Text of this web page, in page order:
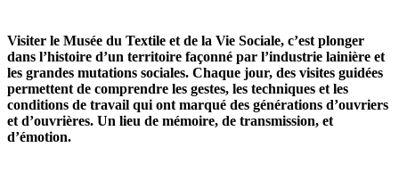
Visiter le Musée du Textile et de la Vie Sociale, c’est plonger
dans l’histoire d’un territoire façonné par l’industrie lainière et
les grandes mutations sociales. Chaque jour, des visites guidées
permettent de comprendre les gestes, les techniques et les
conditions de travail qui ont marqué des générations d’ouvriers
et d’ouvrières. Un lieu de mémoire, de transmission, et
d’émotion.